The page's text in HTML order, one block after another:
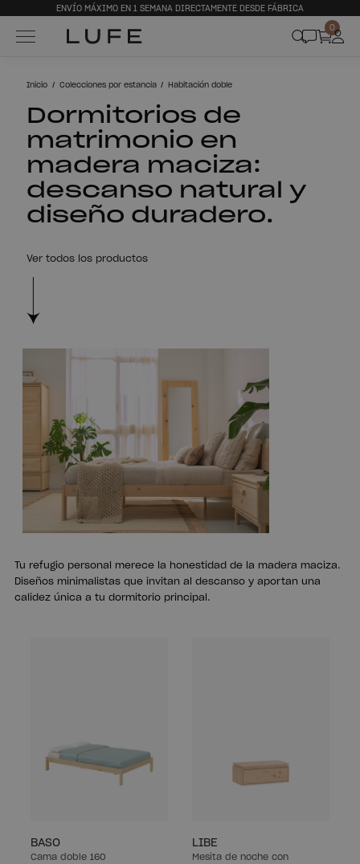
ENVÍO MÁXIMO EN 1 SEMANA DIRECTAMENTE DESDE FÁBRICA
0
Inicio Colecciones por estancia Habitación doble
Dormitorios de
matrimonio en
madera maciza:
descanso natural y
diseño duradero.
Ver todos los productos
Tu refugio personal merece la honestidad de la madera maciza.
Diseños minimalistas que invitan al descanso y aportan una
calidez única a tu dormitorio principal.
BASO
Cama doble 160
LIBE
Mesita de noche con